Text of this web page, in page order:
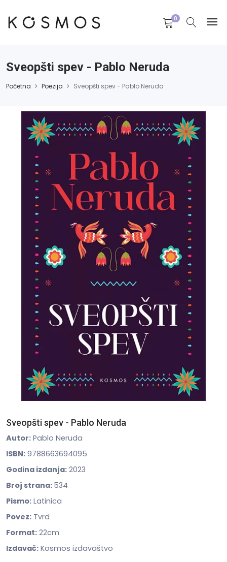
0
Sveopšti spev - Pablo Neruda
Početna Poezija Sveopšti spev - Pablo Neruda
Sveopšti spev - Pablo Neruda
Autor: Pablo Neruda
ISBN: 9788663694095
Godina izdanja: 2023
Broj strana: 534
Pismo: Latinica
Povez: Tvrd
Format: 22cm
Izdavač: Kosmos izdavaštvo